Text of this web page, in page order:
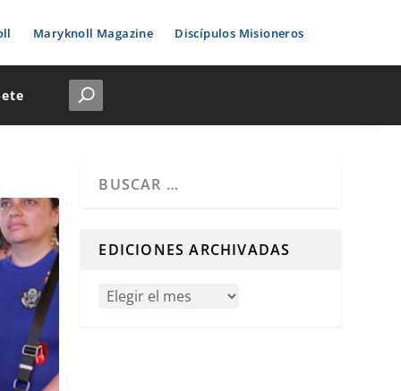
Maryknoll Magazine Discípulos Misioneros
EDICIONES ARCHIVADAS